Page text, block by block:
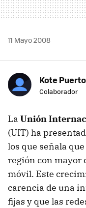
11 Mayo 2008
Kote Puerto
Colaborador
La Unión
(UIT) ha
los que señala
región con mayor
móvil. Este
carencia de una
fijas y que las